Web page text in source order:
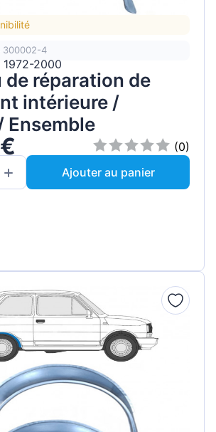
300002-4
1972-2000
de réparation de
intérieure /
Ensemble
(0)
Ajouter au panier